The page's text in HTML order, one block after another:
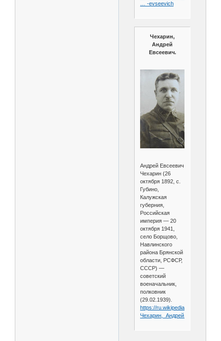
… -evseevich
Чехарин,
Андрей
Евсеевич.
Андрей Евсеевич
Чехарин (26
октября 1892, с.
Губино,
Калужская
губерния,
Российская
империя — 20
октября 1941,
село Борщово,
Навлинского
района Брянской
области, РСФСР,
СССР) —
советский
военачальник,
полковник
(29.02.1939).
https://ru.wikipedia.org/wiki/
Чехарин,_Андрей_Евсеевич